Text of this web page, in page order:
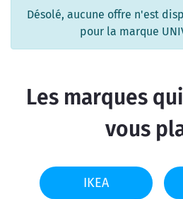
Désolé, aucune offre n'est
pour la marque
Les marques
vous
IKEA